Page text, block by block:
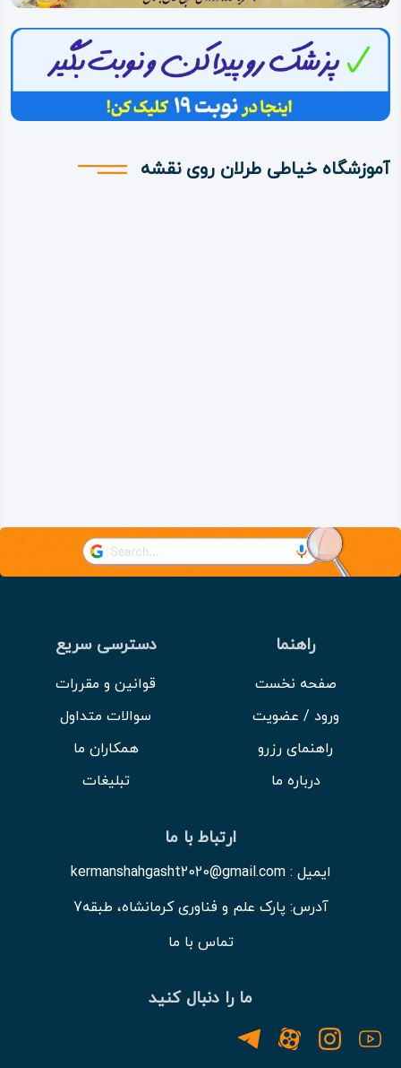
آموزشگاه خیاطی طرلان روی نقشه
راهنما
صفحه نخست
ورود / عضویت
راهنمای رزرو
درباره ما
دسترسی سریع
قوانین و مقررات
سوالات متداول
همکاران ما
تبلیغات
ارتباط با ما
ایمیل : kermanshahgasht2020@gmail.com
آدرس: پارک علم و فناوری کرمانشاه، طبقه7
تماس با ما
ما را دنبال کنید